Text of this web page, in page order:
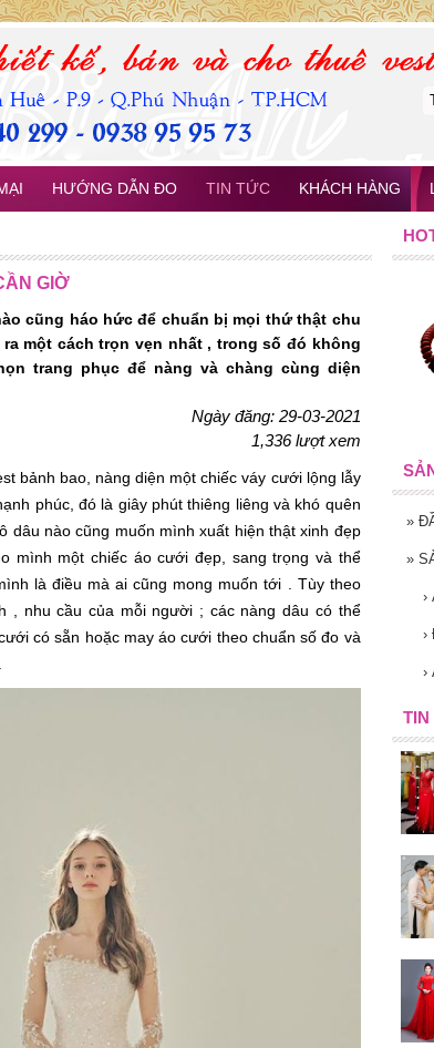
GIỜ
cũng háo hức để chuẩn bị mọi thứ thật chu
một cách trọn vẹn nhất , trong số đó không
trang phục để nàng và chàng cùng diện
Ngày đăng: 29-03-2021
1,336 lượt xem
bảnh bao, nàng diện một chiếc váy cưới lộng lẫy
phúc, đó là giây phút thiêng liêng và khó quên
dâu nào cũng muốn mình xuất hiện thật xinh đẹp
mình một chiếc áo cưới đẹp, sang trọng và thể
là điều mà ai cũng mong muốn tới . Tùy theo
, nhu cầu của mỗi người ; các nàng dâu có thể
có sẵn hoặc may áo cưới theo chuẩn số đo và
»
»
›
›
›
TIN
HƯỚNG DẪN ĐO TIN TỨC KHÁCH HÀNG